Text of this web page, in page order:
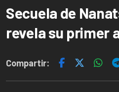
Secuela de
revela su primer
Compartir: